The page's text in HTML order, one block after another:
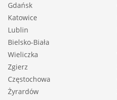
Gdańsk
Katowice
Lublin
Bielsko-Biała
Wieliczka
Zgierz
Częstochowa
Żyrardów